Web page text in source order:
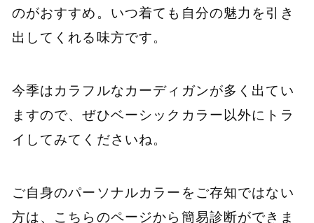
のがおすすめ。いつ着ても自分の魅力を引き
出してくれる味方です。
今季はカラフルなカーディガンが多く出てい
ますので、ぜひベーシックカラー以外にトラ
イしてみてくださいね。
ご自身のパーソナルカラーをご存知ではない
方は、こちらのページから簡易診断ができま